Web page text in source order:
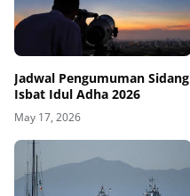
Jadwal Pengumuman Sidang
Isbat Idul Adha 2026
May 17, 2026